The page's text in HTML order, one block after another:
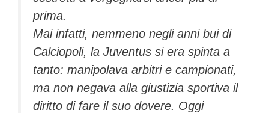
prima.
Mai infatti, nemmeno negli anni bui di
Calciopoli, la Juventus si era spinta a
tanto: manipolava arbitri e campionati,
ma non negava alla giustizia sportiva il
diritto di fare il suo dovere. Oggi